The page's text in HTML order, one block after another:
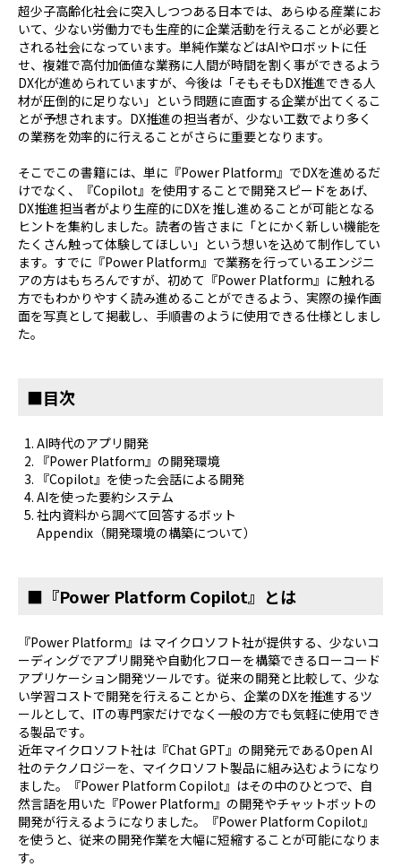
超少子高齢化社会に突入しつつある日本では、あらゆる産業にお
いて、少ない労働力でも生産的に企業活動を行えることが必要と
される社会になっています。単純作業などはAIやロボットに任
せ、複雑で高付加価値な業務に人間が時間を割く事ができるよう
DX化が進められていますが、今後は「そもそもDX推進できる人
材が圧倒的に足りない」という問題に直面する企業が出てくるこ
とが予想されます。DX推進の担当者が、少ない工数でより多く
の業務を効率的に行えることがさらに重要となります。
そこでこの書籍には、単に『Power Platform』でDXを進めるだ
けでなく、『Copilot』を使用することで開発スピードをあげ、
DX推進担当者がより生産的にDXを推し進めることが可能となる
ヒントを集約しました。読者の皆さまに「とにかく新しい機能を
たくさん触って体験してほしい」という想いを込めて制作してい
ます。すでに『Power Platform』で業務を行っているエンジニ
アの方はもちろんですが、初めて『Power Platform』に触れる
方でもわかりやすく読み進めることができるよう、実際の操作画
面を写真として掲載し、手順書のように使用できる仕様としまし
た。
■目次
AI時代のアプリ開発
『Power Platform』の開発環境
『Copilot』を使った会話による開発
AIを使った要約システム
社内資料から調べて回答するボット
Appendix（開発環境の構築について）
■『Power Platform Copilot』とは
『Power Platform』は マイクロソフト社が提供する、少ないコ
ーディングでアプリ開発や自動化フローを構築できるローコード
アプリケーション開発ツールです。従来の開発と比較して、少な
い学習コストで開発を行えることから、企業のDXを推進するツ
ールとして、ITの専門家だけでなく一般の方でも気軽に使用でき
る製品です。
近年マイクロソフト社は『Chat GPT』の開発元であるOpen AI
社のテクノロジーを、マイクロソフト製品に組み込むようになり
ました。『Power Platform Copilot』はその中のひとつで、自
然言語を用いた『Power Platform』の開発やチャットボットの
開発が行えるようになりました。『Power Platform Copilot』
を使うと、従来の開発作業を大幅に短縮することが可能になりま
す。